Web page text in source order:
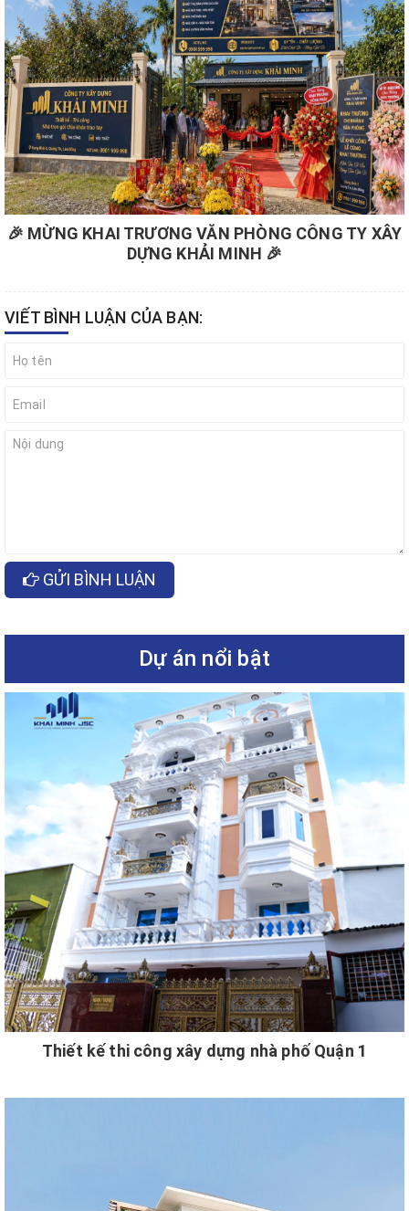
🎉 MỪNG KHAI TRƯƠNG VĂN PHÒNG CÔNG TY XÂY
DỰNG KHẢI MINH 🎉
VIẾT BÌNH LUẬN CỦA BẠN:
GỬI BÌNH LUẬN
Dự án nổi bật
Thiết kế thi công xây dựng nhà phố Quận 1